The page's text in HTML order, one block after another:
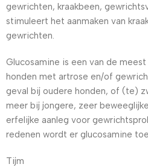
gewrichten, kraakbeen,
stimuleert het aanmaken van
gewrichten.
Glucosamine is een van de
honden met artrose en/of
geval bij oudere honden, of (te)
meer bij jongere, zeer
erfelijke aanleg voor
redenen wordt er glucosamine
Tijm